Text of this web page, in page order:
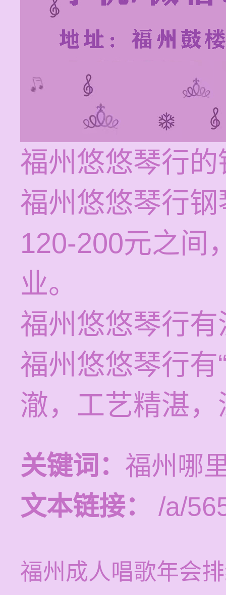
福州悠悠琴行
福州悠悠琴行
120-200元之间
业。
福州悠悠琴行
福州悠悠琴行有
澈，工艺精湛
关键词： 福州哪
文本链接：
/a/
福州成人唱歌年会